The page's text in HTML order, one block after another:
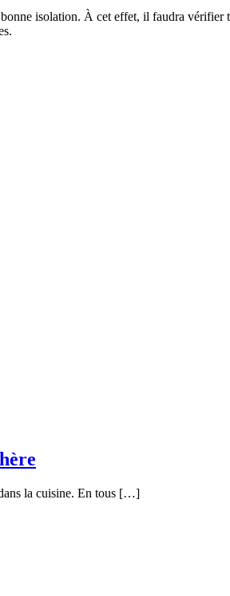
isolation. À cet effet, il faudra vérifier
dans la cuisine. En tous […]